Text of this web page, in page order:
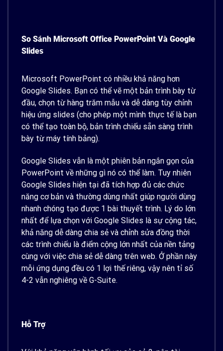
So Sánh Microsoft Office PowerPoint Và Google
Slides
Microsoft PowerPoint có nhiều khả năng hơn
Google Slides. Bạn có thể vẽ một bản trình bày từ
đầu, chọn từ hàng trăm mẫu và dễ dàng tùy chỉnh
hiệu ứng slides (cho phép một mình thực tế là bạn
có thể tạo toàn bộ, bản trình chiếu sẵn sàng trình
bày từ máy tính bảng).
Google Slides vẫn là một phiên bản ngắn gọn của
PowerPoint về những gì nó có thể làm. Tuy nhiên
Google Slides hiện tại đã tích hợp đủ các chức
năng cơ bản và thường dùng nhất giúp người dùng
nhanh chóng tạo được 1 bài thuyết trình. Lý do lớn
nhất để lựa chọn với Google Slides là sự cộng tác,
khả năng dễ dàng chia sẻ và chỉnh sửa đồng thời
các trình chiếu là điểm cộng lớn nhất của nền tảng
cùng với việc chia sẻ dễ dàng trên web. Ở phần này
mỗi ứng dụng đều có 1 lợi thế riêng, vậy nên tỉ số
4-2 vẫn nghiêng về G-Suite.
Hỗ Trợ